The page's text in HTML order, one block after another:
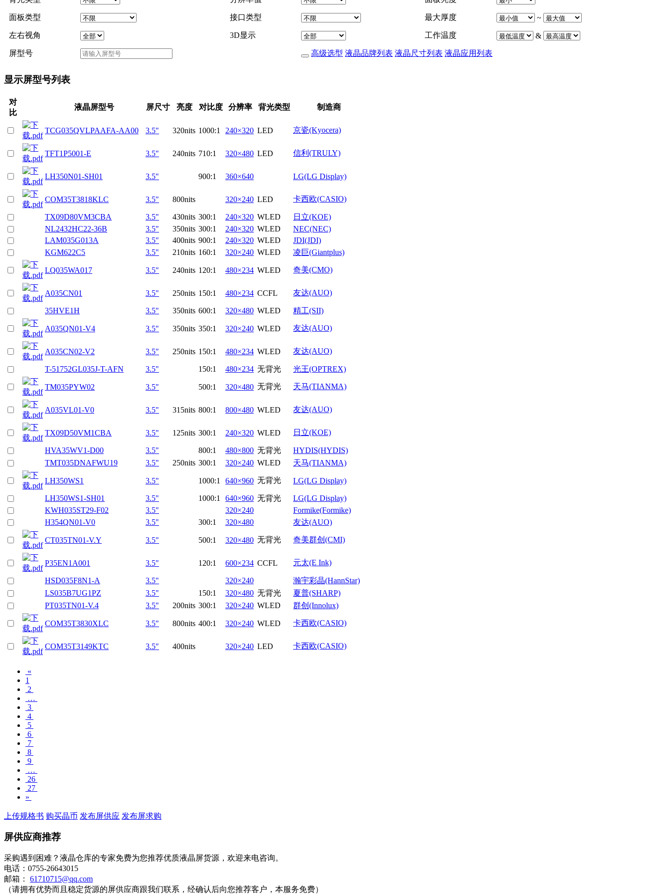
面板类型 接口类型 最大厚度 ~
左右视角 3D显示 工作温度 &
屏型号 高级选型 液晶品牌列表 液晶尺寸列表 液晶应用列表
显示屏型号列表
对
比
液晶屏型号 屏尺寸 亮度 对比度 分辨率 背光类型 制造商
TCG035QVLPAAFA-AA00 3.5" 320nits 1000:1 240×320 LED 京瓷(Kyocera)
TFT1P5001-E 3.5" 240nits 710:1 320×480 LED 信利(TRULY)
LH350N01-SH01 3.5" 900:1 360×640 LG(LG Display)
COM35T3818KLC 3.5" 800nits 320×240 LED 卡西欧(CASIO)
TX09D80VM3CBA 3.5" 430nits 300:1 240×320 WLED
日立(KOE)
NL2432HC22-36B
3.5" 350nits 300:1 240×320 WLED
NEC(NEC)
LAM035G013A
3.5" 400nits 900:1 240×320 WLED
JDI(JDI)
KGM622C5
3.5" 210nits 160:1 320×240 WLED 凌巨(Giantplus)
LQ035WA017 3.5" 240nits 120:1 480×234 WLED 奇美(CMO)
A035CN01 3.5" 250nits 150:1 480×234 CCFL 友达(AUO)
35HVE1H 3.5" 350nits 600:1 320×480 WLED 精工(SII)
A035QN01-V4 3.5" 350nits 350:1 320×240 WLED 友达(AUO)
A035CN02-V2 3.5" 250nits 150:1 480×234 WLED 友达(AUO)
T-51752GL035J-T-AFN 3.5" 150:1 480×234 无背光 光王(OPTREX)
TM035PYW02 3.5" 500:1 320×480 无背光 天马(TIANMA)
A035VL01-V0 3.5" 315nits 800:1 800×480 WLED 友达(AUO)
TX09D50VM1CBA 3.5" 125nits 300:1 240×320 WLED 日立(KOE)
HVA35WV1-D00 3.5" 800:1 480×800 无背光
HYDIS(HYDIS)
TMT035DNAFWU19
3.5" 250nits 300:1 320×240 WLED 天马(TIANMA)
LH350WS1 3.5" 1000:1 640×960 无背光 LG(LG Display)
LH350WS1-SH01 3.5" 1000:1 640×960 无背光
LG(LG Display)
KWH035ST29-F02
3.5" 320×240
Formike(Formike)
H354QN01-V0
3.5" 300:1 320×480 友达(AUO)
CT035TN01-V.Y 3.5" 500:1 320×480 无背光 奇美群创(CMI)
P35EN1A001 3.5" 120:1 600×234 CCFL 元太(E Ink)
HSD035F8N1-A 3.5" 320×240
瀚宇彩晶(HannStar)
LS035B7UG1PZ
3.5" 150:1 320×480 无背光
夏普(SHARP)
PT035TN01-V.4
3.5" 200nits 300:1 320×240 WLED 群创(Innolux)
COM35T3830XLC 3.5" 800nits 400:1 320×240 WLED 卡西欧(CASIO)
COM35T3149KTC 3.5" 400nits 320×240 LED 卡西欧(CASIO)
«
1
2
…
3
4
5
6
7
8
9
…
26
27
»
上传规格书 购买晶币 发布屏供应 发布屏求购
屏供应商推荐
采购遇到困难？液晶仓库的专家免费为您推荐优质液晶屏货源，欢迎来电咨询。
电话：0755-26643015
邮箱： 61710715@qq.com
（请拥有优势而且稳定货源的屏供应商跟我们联系，经确认后向您推荐客户，本服务免费）